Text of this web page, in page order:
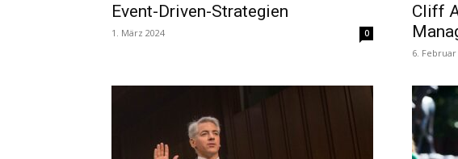
Event-Driven-Strategien
1. März 2024 0
Cliff
6. Februar